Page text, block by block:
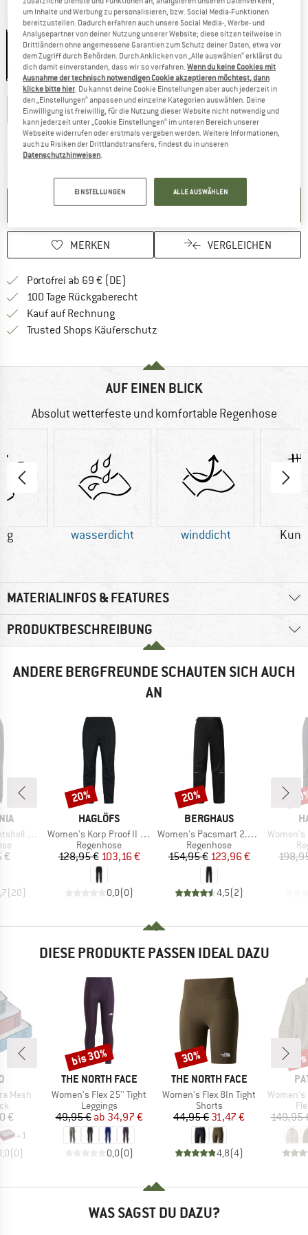
Farbe:True Black
20%
Größe wählen:
XS S M L XL
Größentabelle
Lieferzeit: 2-4 WerktageDer Link öffnet sich in einer Infobox und
IN DEN WARENKORB
MERKEN VERGLEICHEN
Portofrei ab 69 € (DE)
100 Tage Rückgaberecht
Kauf auf RechnungFinde die Zahlungs-Infos hier! Öffnet
Trusted Shops Käuferschutz
AUF EINEN BLICK
Absolut wetterfeste und komfortable Regenhose
g wasserdicht winddicht
MATERIALINFOS & FEATURES
PRODUKTBESCHREIBUNG
ANDERE BERGFREUNDE SCHAUTEN SICH AUCH
AN
Pants
€
(20)
MARKE
HAGLÖFS
Artikel
Women's Korp Proof II Pant
Produktgruppe
Regenhose
Preis
128,95 €reduzierter Preis
103,16 €
0,0(0)
Rabatt
20%
MARKE
BERGHAUS
Artikel
Women's Pacsmart 2.5L Pant
Produktgruppe
Regenhose
Preis
154,95 €reduzierter Preis
123,96 €
4,5(2)
Rabatt
20%
Artikel
Women's
DIESE PRODUKTE PASSEN IDEAL DAZU
Mesh
€
+1
(0)
MARKE
THE NORTH FACE
Artikel
Women's Flex 25'' Tight
Produktgruppe
Leggings
Preis
49,95 € reduzierter Preis
ab 34,97 €
0,0(0)
Rabatt
bis 30%
MARKE
THE NORTH FACE
Artikel
Women's Flex 8In Tight
Produktgruppe
Shorts
Preis
44,95 €reduzierter Preis
31,47 €
4,8(4)
Rabatt
30%
Artikel
Women's
149,95
WAS SAGST DU DAZU?
um Inhalte und Werbung zu personalisieren, bzw. Social Media-Funktionen
bereitzustellen. Dadurch erfahren auch unsere Social Media-, Werbe- und
Analysepartner von deiner Nutzung unserer Website; diese sitzen teilweise in
Drittländern ohne angemessene Garantien zum Schutz deiner Daten, etwa vor
dem Zugriff durch Behörden. Durch Anklicken von „Alle auswählen“ erklärst du
dich damit einverstanden, dass wir so verfahren.Wenn du keine Cookies mit
Ausnahme der technisch notwendigen Cookie akzeptieren möchtest, dann
klicke bitte hier. Du kannst deine Cookie Einstellungen aber auch jederzeit in
den „Einstellungen“ anpassen und einzelne Kategorien auswählen. Deine
Einwilligung ist freiwillig, für die Nutzung dieser Website nicht notwendig und
kann jederzeit unter „Cookie Einstellungen“ im unteren Bereich unserer
Webseite widerrufen oder erstmals vergeben werden. Weitere Informationen,
auch zu Risiken der Drittlandstransfers, findest du in unseren
Datenschutzhinweisen.
EINSTELLUNGEN ALLE AUSWÄHLEN